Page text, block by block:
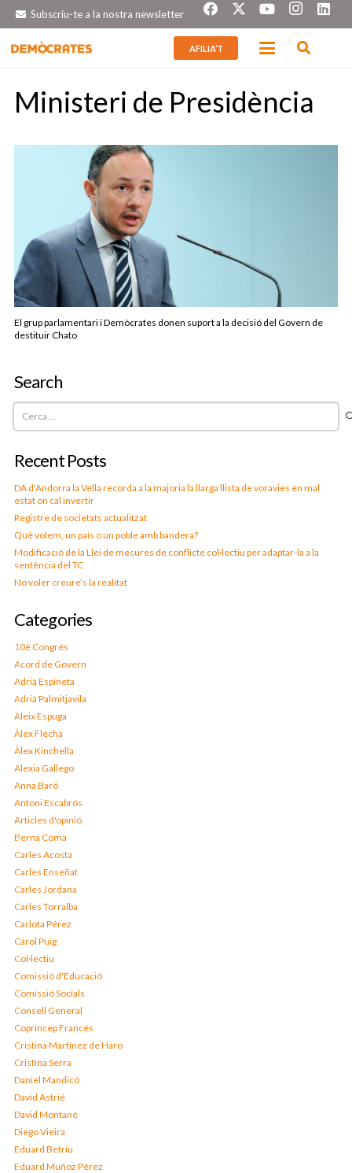
Subscriu-te a la nostra newsletter
AFILIA’T
Ministeri de Presidència
El grup parlamentari i Demòcrates donen suport a la decisió del Govern de
destituir Chato
Search
Cerca:
Recent Posts
DA d’Andorra la Vella recorda a la majoria la llarga llista de voravies en mal
estat on cal invertir
Registre de societats actualitzat
Què volem, un país o un poble amb bandera?
Modificació de la Llei de mesures de conflicte col·lectiu per adaptar-la a la
sentència del TC
No voler creure’s la realitat
Categories
10è Congrés
Acord de Govern
Adrià Espineta
Adrià Palmitjavila
Aleix Espuga
Àlex Flecha
Àlex Kinchella
Alexia Gallego
Anna Baró
Antoni Escabrós
Articles d'opinió
Berna Coma
Carles Acosta
Carles Enseñat
Carles Jordana
Carles Torralba
Carlota Pérez
Carol Puig
Col·lectiu
Comissió d'Educació
Comissió Socials
Consell General
Copríncep Francès
Cristina Martínez de Haro
Cristina Serra
Daniel Mandicó
David Astrié
David Montané
Diego Vieira
Eduard Betriu
Eduard Muñoz Pérez